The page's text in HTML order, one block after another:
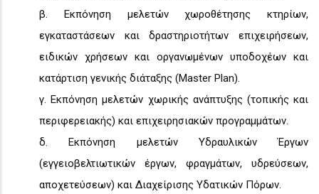
β. Εκπόνηση μελετών χωροθέτησης κτηρίων,
εγκαταστάσεων και δραστηριοτήτων επιχειρήσεων,
ειδικών χρήσεων και οργανωμένων υποδοχέων και
κατάρτιση γενικής διάταξης (Master Plan).
γ. Εκπόνηση μελετών χωρικής ανάπτυξης (τοπικής και
περιφερειακής) και επιχειρησιακών προγραμμάτων.
δ. Εκπόνηση μελετών Υδραυλικών Έργων
(εγγειοβελτιωτικών έργων, φραγμάτων, υδρεύσεων,
αποχετεύσεων) και Διαχείρισης Υδατικών Πόρων.